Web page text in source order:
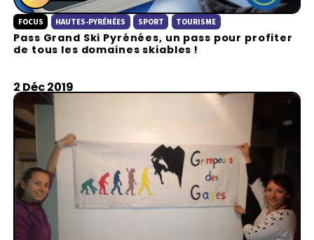
P
l
a
FOCUS HAUTES-PYRÉNÉES SPORT TOURISME
Pass Grand Ski Pyrénées, un pass pour profiter
de tous les domaines skiables !
2 Déc 2019